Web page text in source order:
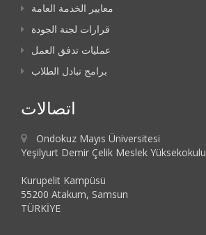
معايير الخدمة العامة
قرارات لجنة الجودة
عمليات تدفق العمل
برامج تبادل الطلاب
اتصالات
Ondokuz Mayıs Üniversitesi
Yeşilyurt Demir Çelik Meslek Yüksekokulu
Kurupelit Kampüsü
55200 Atakum, Samsun
TÜRKİYE